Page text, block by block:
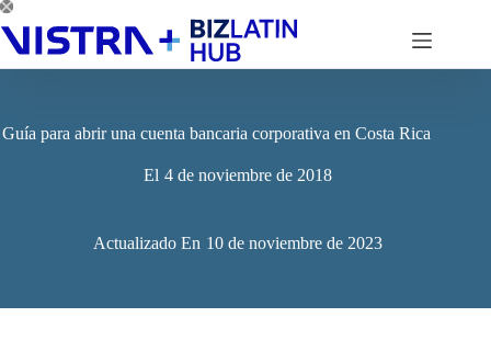
Saltar
al
contenido
Guía para abrir una cuenta bancaria corporativa en Costa Rica
El 4 de noviembre de 2018
Actualizado En 10 de noviembre de 2023